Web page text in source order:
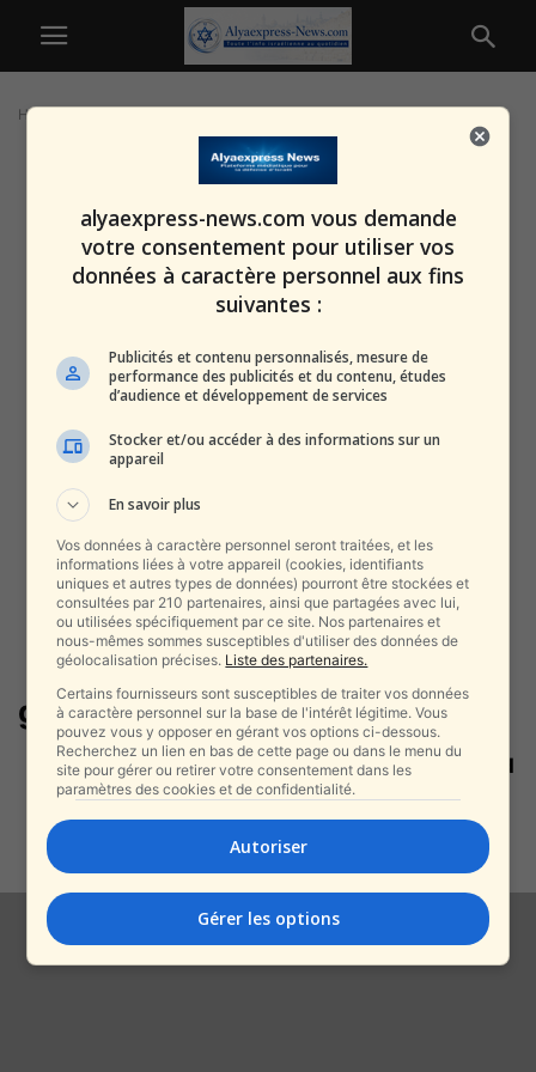
Home
guerre cybernétique
L’Iran humiliée par Israël ? Quand
les explosions et les
cyberattaques...
alxprss_sab - 25 juillet 2025
alyaexpress-news.com vous demande
votre consentement pour utiliser vos
données à caractère personnel aux fins
suivantes :
Publicités et contenu personnalisés, mesure de
performance des publicités et du contenu, études
d’audience et développement de services
Stocker et/ou accéder à des informations sur un
appareil
En savoir plus
Vos données à caractère personnel seront traitées, et les
informations liées à votre appareil (cookies, identifiants
uniques et autres types de données) pourront être stockées et
consultées par 210 partenaires, ainsi que partagées avec lui,
ou utilisées spécifiquement par ce site. Nos partenaires et
nous-mêmes sommes susceptibles d'utiliser des données de
géolocalisation précises. Liste des partenaires.
Certains fournisseurs sont susceptibles de traiter vos données
à caractère personnel sur la base de l'intérêt légitime. Vous
pouvez vous y opposer en gérant vos options ci-dessous.
Recherchez un lien en bas de cette page ou dans le menu du
site pour gérer ou retirer votre consentement dans les
paramètres des cookies et de confidentialité.
Autoriser
Gérer les options